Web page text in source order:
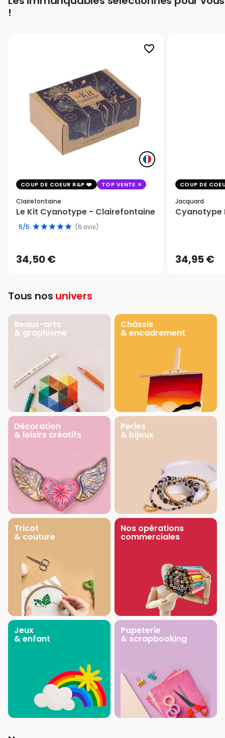
!
favorite_border
COUP DE COEUR R&P TOP VENTE
Clairefontaine
Le Kit Cyanotype - Clairefontaine
5/5 (6 avis)
34,50 €
COUP DE
Jacquard
Cyanotype
34,95 €
Tous nos univers
Beaux-arts
& graphisme
Châssis
& encadrement
Décoration
& loisirs créatifs
Perles
& bijoux
Tricot
& couture
Nos opérations
commerciales
Jeux
& enfant
Papeterie
& scrapbooking